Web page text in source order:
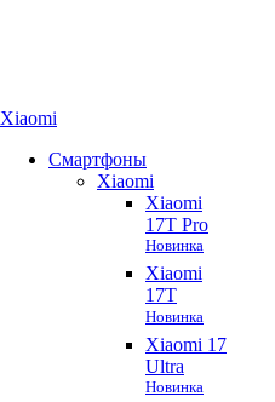
Xiaomi
Смартфоны
Xiaomi
Xiaomi
17T Pro
Новинка
Xiaomi
17T
Новинка
Xiaomi 17
Ultra
Новинка